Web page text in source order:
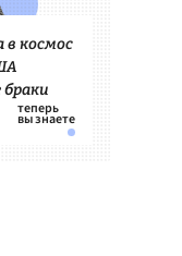
в космос